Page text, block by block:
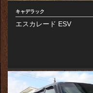
キャデラック
エスカレード ESV